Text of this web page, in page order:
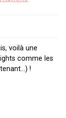
voilà une
comme les
!